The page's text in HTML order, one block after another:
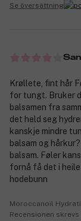
Se översättning
Krøllete, fint hår
for tungt. Bruker
balsamen fra
det held seg
kanskje mindre
balsam og
balsam. Føler
fornå få det i
hodebunn
Moroccanoil
Recensionen